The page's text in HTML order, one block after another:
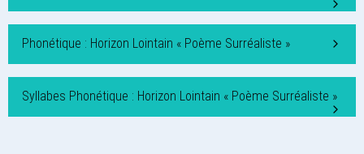
Phonétique : Horizon Lointain « Poème Surréaliste »
Syllabes Phonétique : Horizon Lointain « Poème Surréaliste »